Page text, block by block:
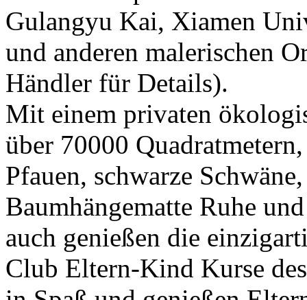
Gulangyu Kai, Xiamen
und anderen malerischen
Händler für Details).
Mit einem privaten
über 70000
Pfauen, schwarze
Baumhängematte Ruhe
auch genießen die
Club Eltern-Kind Kurse